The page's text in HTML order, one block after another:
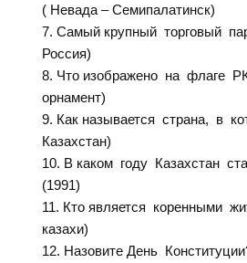
( Невада – Семипалатинск)
Самый крупный торговый
Россия)
Что изображено на флаге
орнамент)
Как называется страна, в
Казахстан)
В каком году Казахстан
(1991)
Кто является коренными
казахи)
Назовите День